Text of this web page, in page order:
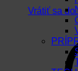
Vrátiť sa do